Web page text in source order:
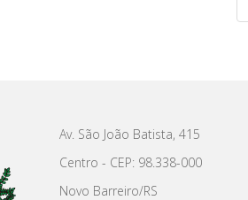
Av. São João Batista, 415
Centro - CEP: 98.338-000
Novo Barreiro/RS